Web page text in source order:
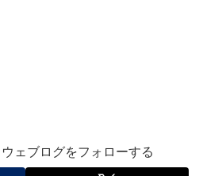
ェブログをフォローする